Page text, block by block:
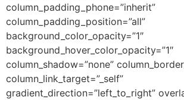
column_padding_phone=”inherit”
column_padding_position=”all”
background_color_opacity=”1″
background_hover_color_opacity=”1″
column_shadow=”none”
column_link_target=”_self”
gradient_direction=”left_to_right”